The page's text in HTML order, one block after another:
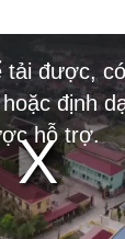
tải được,
định
hỗ trợ.